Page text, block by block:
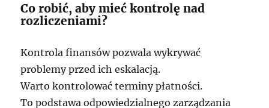
Co robić, aby mieć kontrolę nad
rozliczeniami?
Kontrola finansów pozwala wykrywać
problemy przed ich eskalacją.
Warto kontrolować terminy płatności.
To podstawa odpowiedzialnego zarządzania